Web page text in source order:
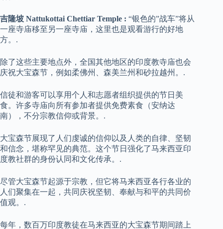
吉隆坡 Nattukottai Chettiar Temple : “银色的”战车”将从
一座寺庙移至另一座寺庙，这里也是观看游行的好地
方。.
除了这些主要地点外，全国其他地区的印度教寺庙也会
庆祝大宝森节，例如柔佛州、森美兰州和砂拉越州。.
信徒和游客可以享用个人和志愿者组织提供的节日美
食。许多寺庙向所有参加者提供免费素食（安纳达
南），不分宗教信仰或背景。.
大宝森节展现了人们虔诚的信仰以及人类的自律、坚韧
和信念，堪称罕见的典范。这个节日强化了马来西亚印
度教社群的身份认同和文化传承。.
尽管大宝森节起源于宗教，但它将马来西亚各行各业的
人们聚集在一起，共同庆祝坚韧、奉献与和平的共同价
值观。.
每年，数百万印度教徒在马来西亚的大宝森节期间踏上